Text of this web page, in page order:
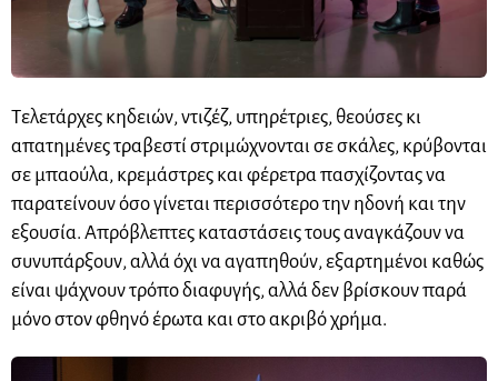
Τελετάρχες κηδειών, ντιζέζ, υπηρέτριες, θεούσες κι
απατημένες τραβεστί στριμώχνονται σε σκάλες, κρύβονται
σε μπαούλα, κρεμάστρες και φέρετρα πασχίζοντας να
παρατείνουν όσο γίνεται περισσότερο την ηδονή και την
εξουσία. Απρόβλεπτες καταστάσεις τους αναγκάζουν να
συνυπάρξουν, αλλά όχι να αγαπηθούν, εξαρτημένοι καθώς
είναι ψάχνουν τρόπο διαφυγής, αλλά δεν βρίσκουν παρά
μόνο στον φθηνό έρωτα και στο ακριβό χρήμα.